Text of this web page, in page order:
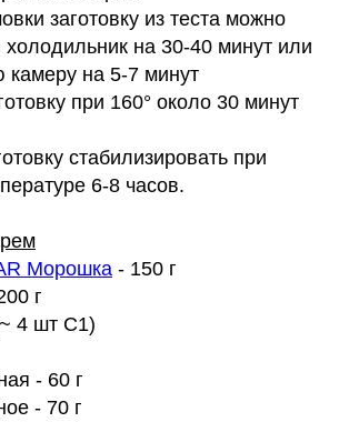
заготовку из теста можно
холодильник на 30-40 минут или
камеру на 5-7 минут
при 160° около 30 минут
стабилизировать при
6-8 часов.
Морошка - 150 г
г
4 шт С1)
- 60 г
- 70 г